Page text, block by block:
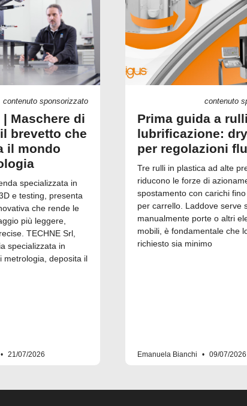
contenuto sponsorizzato
| Maschere di
brevetto che
il mondo
specializzata in
e testing, presenta
che rende le
più leggere,
TECHNE Srl,
specializzata in
metrologia, deposita il
21/07/2026
contenuto
Prima guida a
lubrificazione:
per regolazioni
Tre rulli in plastica ad alte
riducono le forze di
spostamento con carichi
per carrello. Laddove serve
manualmente porte o altri
mobili, è fondamentale che
richiesto sia minimo
Emanuela Bianchi 09/07/2026